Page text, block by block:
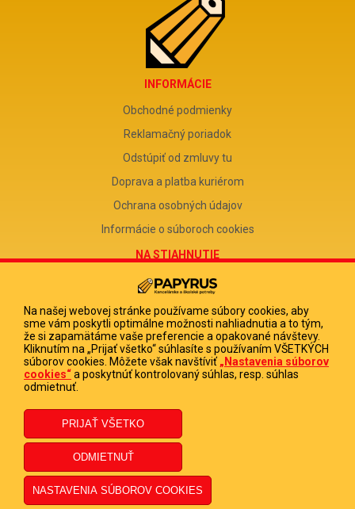
INFORMÁCIE
Obchodné podmienky
Reklamačný poriadok
Odstúpiť od zmluvy tu
Doprava a platba kuriérom
Ochrana osobných údajov
Informácie o súboroch cookies
NA STIAHNUTIE
Reklamačný formulár
Odstúpenie od zmluvy
Poučenie o odstúpení od zmluvy
FIRMA
PAPYRUS POPRAD, s.r.o.
DIČ 2020513880
IČ DPH SK2020513880
© 2023 PAPYRUS POPRAD s.r.o., Všetky práva vyhradené.
Na našej webovej stránke používame súbory cookies, aby
sme vám poskytli optimálne možnosti nahliadnutia a to tým,
že si zapamätáme vaše preferencie a opakované návštevy.
Kliknutím na „Prijať všetko“ súhlasíte s používaním VŠETKÝCH
súborov cookies. Môžete však navštíviť „Nastavenia súborov
cookies“a poskytnúť kontrolovaný súhlas, resp. súhlas
odmietnuť.